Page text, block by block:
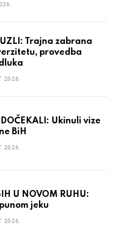
Trajna zabrana
provedba
2026.
DOČEKALI: Ukinuli vize
BiH
2026.
U NOVOM RUHU:
jeku
2026.